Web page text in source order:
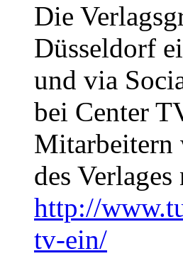
Die
Düsseldorf
und via
bei Center
Mitarbeitern
des
http://
tv-ein/